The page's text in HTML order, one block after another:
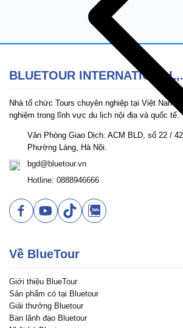
BLUETOUR
Nhà tổ chức Tours chuyên nghiệp tại Việt Nam
nghiệm trong lĩnh vực du lịch nội địa và quốc tế.
Văn Phòng Giao Dịch: ACM BLD, số 22 /
Phường Láng, Hà Nội.
bgd@bluetour.vn
Hotline: 0888946666
Về BlueTour
Giới thiệu BlueTour
Sản phẩm có tại Bluetour
Giải thưởng Bluetour
Ban lãnh đạo Bluetour